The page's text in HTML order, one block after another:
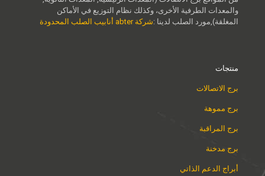
والمعدات الطرفية الأخرى، وكذلك نظام التوزيع في الأماكن
المغلقة),مورد الصلب لدينا :شركة abter أنابيب الصلب المحدودة
منتجات
برج الاتصالات
برج مموهة
برج المراقبة
برج مدخنة
أبراج الدعم الذاتي